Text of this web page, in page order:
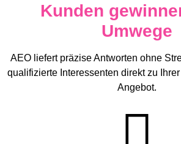
Kunden
Umwege
AEO liefert präzise Antworten ohne
qualifizierte Interessenten direkt zu
Angebot.